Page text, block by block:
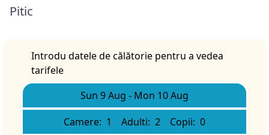
Pitic
Introdu datele de călătorie pentru a vedea
tarifele
Sun 9 Aug - Mon 10 Aug
Camere: 1 Adulti: 2 Copii: 0